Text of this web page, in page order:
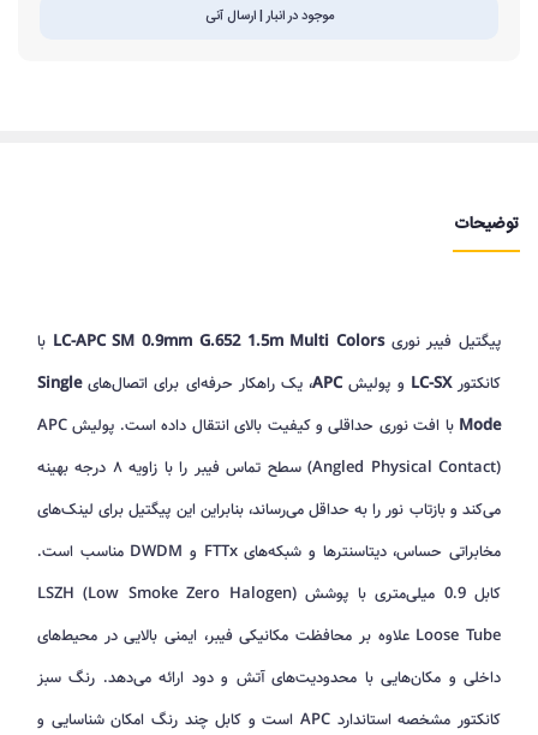
موجود در انبار | ارسال آنی
توضیحات
پیگتیل فیبر نوریLC-APC SM 0.9mm G.652 1.5m Multi Colors با
کانکتورLC-SX و پولیشAPC، یک راهکار حرفه‌ای برای اتصال‌هایSingle
Mode
با افت نوری حداقلی و کیفیت بالای انتقال داده است. پولیش APC
(Angled Physical Contact) سطح تماس فیبر را با زاویه ۸ درجه بهینه
می‌کند و بازتاب نور را به حداقل می‌رساند، بنابراین این پیگتیل برای لینک‌های
مخابراتی حساس، دیتاسنترها و شبکه‌های FTTx و DWDM مناسب است.
کابل 0.9 میلی‌متری با پوشش LSZH (Low Smoke Zero Halogen)
Loose Tube علاوه بر محافظت مکانیکی فیبر، ایمنی بالایی در محیط‌های
داخلی و مکان‌هایی با محدودیت‌های آتش و دود ارائه می‌دهد. رنگ سبز
کانکتور مشخصه استاندارد APC است و کابل چند رنگ امکان شناسایی و